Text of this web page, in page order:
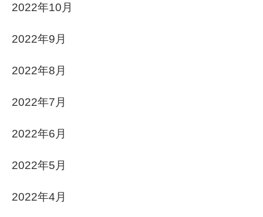
2022年10月
2022年9月
2022年8月
2022年7月
2022年6月
2022年5月
2022年4月